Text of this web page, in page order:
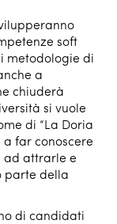
soft
metodologie di
a
chiuderà
si vuole
di “La Doria
a far conoscere
ad attrarle e
parte della
di candidati